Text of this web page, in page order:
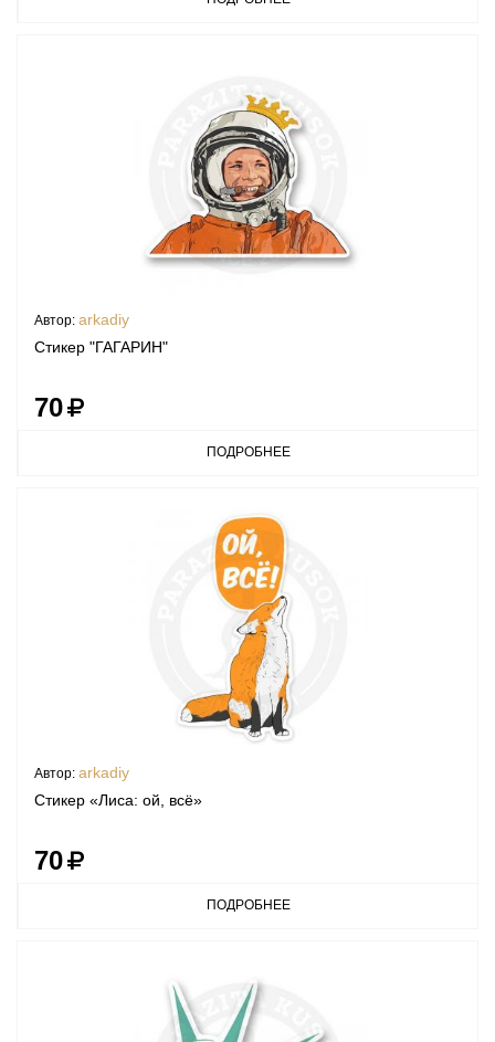
Автор: arkadiy
Стикер "ГАГАРИН"
70
ПОДРОБНЕЕ
Автор: arkadiy
Стикер «Лиса: ой, всё»
70
ПОДРОБНЕЕ